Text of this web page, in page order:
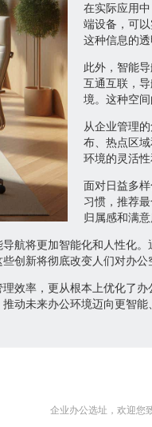
在实际应用
端设备，可
这种信息的
此外，智能
互通互联，
境。这种空
从企业管理
布、热点区
环境的灵活
面对日益多
习惯，推荐
归属感和满
航将更加智能化和人性化
创新将彻底改变人们对办公
效率，更从根本上优化了
动未来办公环境迈向更智能
企业办公选址，欢迎您